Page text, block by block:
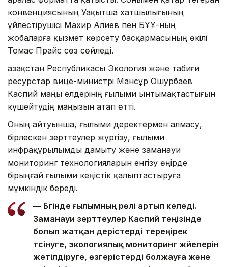
конвенциясының Уақытша хатшылығының
үйлестірушісі Махир Алиев пен БҰҰ-ның
жобаларға қызмет көрсету басқармасының өкілі
Томас Прайс сөз сөйледі.
Қазақстан Республикасы Экология және табиғи
ресурстар вице-министрі Мансұр Ошурбаев
Каспий маңы елдерінің ғылыми ынтымақтастығын
күшейтудің маңызын атап өтті.
Оның айтуынша, ғылыми деректермен алмасу,
бірлескен зерттеулер жүргізу, ғылыми
инфрақұрылымды дамыту және заманауи
мониторинг технологияларын енгізу өңірде
бірыңғай ғылыми кеңістік қалыптастыруға
мүмкіндік береді.
— Бүгінде ғылымның рөлі артып келеді.
Заманауи зерттеулер Каспий теңізінде
болып жатқан үдерістерді тереңірек
түсінуге, экологиялық мониторинг жүйелерін
жетілдіруге, өзгерістерді болжауға және